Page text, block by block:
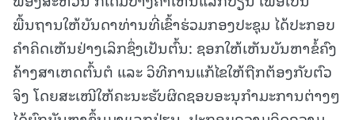
ພື້ນຖານໃຫ້ບັນດາທ່ານທີ່ເຂົ້າຮ່ວມກອງປະຊຸມ ໄດ້ປະກອບ
ຄຳຄິດເຫັນຢ່າງເລິກຊຶ່ງເປັນຕົ້ນ: ຊອກໃຫ້ເຫັນບັນຫາຂໍ້ຄົງ
ຄ້າງສາເຫດຕົ້ນຕໍ ແລະ ວິທີການແກ້ໄຂໃຫ້ຖືກຕ້ອງກັບຕົວ
ຈິງ ໂດຍສະເໜີໃຫ້ຄະນະຮັບຜິດຊອບອະນຸກຳມະການຕ່າງໆ